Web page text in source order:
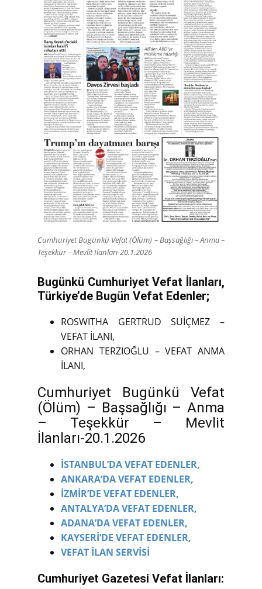
Cumhuriyet Bugünkü Vefat (Ölüm) – Başsağlığı – Anma –
Teşekkür – Mevlit İlanları-20.1.2026
Bugünkü Cumhuriyet Vefat İlanları,
Türkiye’de Bugün Vefat Edenler;
ROSWITHA GERTRUD SUİÇMEZ –
VEFAT İLANI,
ORHAN TERZIOĞLU – VEFAT ANMA
İLANI,
Cumhuriyet Bugünkü Vefat
(Ölüm) – Başsağlığı – Anma
– Teşekkür – Mevlit
İlanları-20.1.2026
İSTANBUL’DA VEFAT EDENLER,
ANKARA’DA VEFAT EDENLER,
İZMİR’DE VEFAT EDENLER,
ANTALYA’DA VEFAT EDENLER,
ADANA’DA VEFAT EDENLER,
KAYSERİ’DE VEFAT EDENLER,
VEFAT İLAN SERVİSİ
Cumhuriyet Gazetesi Vefat İlanları: